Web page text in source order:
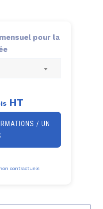
pour la
HT
/ UN
contractuels